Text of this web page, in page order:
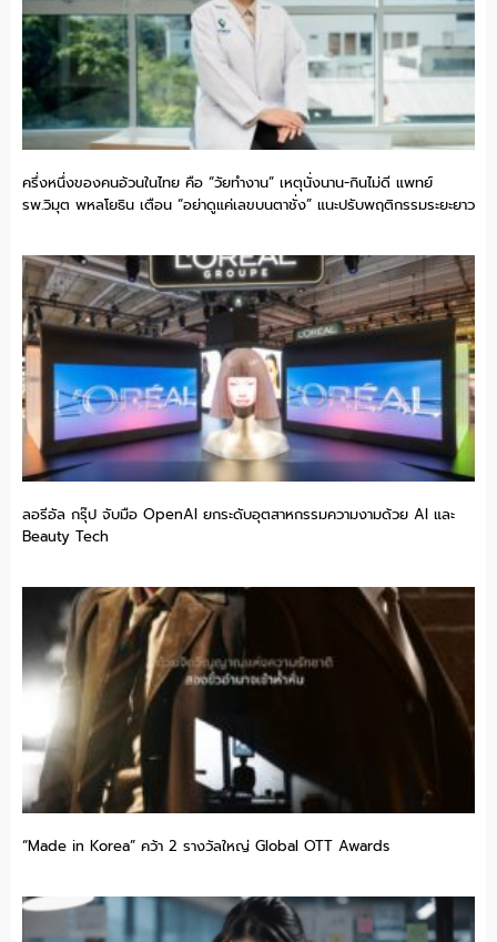
ครึ่งหนึ่งของคนอ้วนในไทย คือ “วัยทำงาน” เหตุนั่งนาน-กินไม่ดี แพทย์
รพ.วิมุต พหลโยธิน เตือน “อย่าดูแค่เลขบนตาชั่ง” แนะปรับพฤติกรรมระยะยาว
ลอรีอัล กรุ๊ป จับมือ OpenAI ยกระดับอุตสาหกรรมความงามด้วย AI และ
Beauty Tech
“Made in Korea” คว้า 2 รางวัลใหญ่ Global OTT Awards